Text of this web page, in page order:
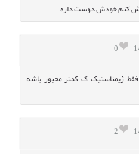
کنم خودش دوست داره
0
ژیمناستیک ک کمتر محبور باشه
2